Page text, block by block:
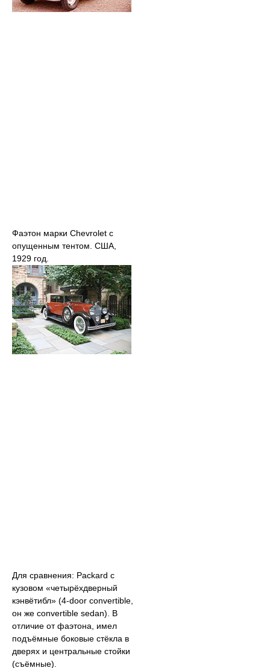
Фаэтон марки Chevrolet с
опущенным тентом. США,
1929 год.
Для сравнения: Packard с
кузовом «четырёхдверный
кэнвётибл» (4-door convertible,
он же convertible sedan). В
отличие от фаэтона, имел
подъёмные боковые стёкла в
дверях и центральные стойки
(съёмные).